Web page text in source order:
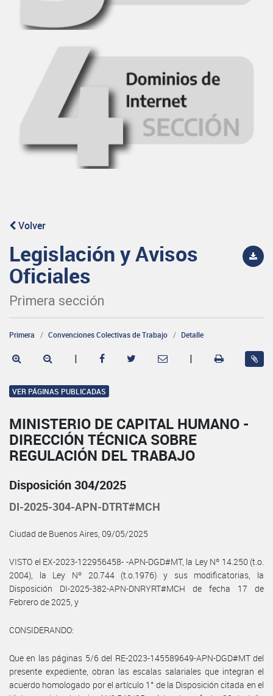
Volver
Legislación y Avisos
Oficiales
Primera sección
Primera Convenciones Colectivas de Trabajo Detalle
| |
VER PÁGINAS PUBLICADAS
MINISTERIO DE CAPITAL HUMANO -
DIRECCIÓN TÉCNICA SOBRE
REGULACIÓN DEL TRABAJO
Disposición 304/2025
DI-2025-304-APN-DTRT#MCH
Ciudad de Buenos Aires, 09/05/2025
VISTO el EX-2023-122956458- -APN-DGD#MT, la Ley Nº 14.250 (t.o.
2004), la Ley Nº 20.744 (t.o.1976) y sus modificatorias, la
Disposición DI-2025-382-APN-DNRYRT#MCH de fecha 17 de
Febrero de 2025, y
CONSIDERANDO:
Que en las páginas 5/6 del RE-2023-145589649-APN-DGD#MT del
presente expediente, obran las escalas salariales que integran el
acuerdo homologado por el artículo 1° de la Disposición citada en el